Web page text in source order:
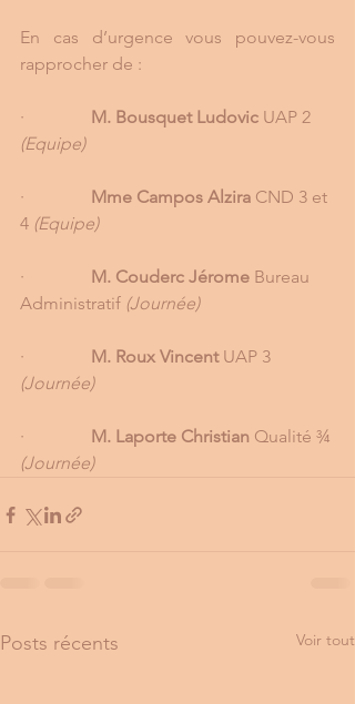
En cas d’urgence vous pouvez-vous
rapprocher de :
· M. Bousquet Ludovic UAP 2
(Equipe)
· Mme Campos Alzira CND 3 et
4 (Equipe)
· M. Couderc Jérome Bureau
Administratif (Journée)
· M. Roux Vincent UAP 3
(Journée)
· M. Laporte Christian Qualité ¾
(Journée)
Posts récents Voir tout